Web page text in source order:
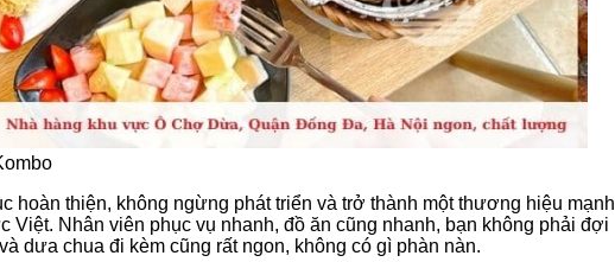
hoàn thiện, không ngừng phát triển và trở thành một thương hiệu mạnh
Việt. Nhân viên phục vụ nhanh, đồ ăn cũng nhanh, bạn không phải đợi
dưa chua đi kèm cũng rất ngon, không có gì phàn nàn.